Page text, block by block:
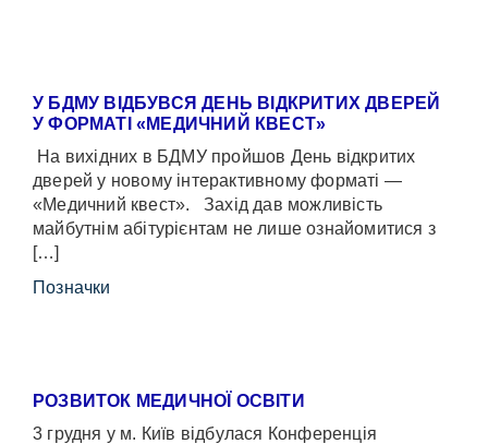
У БДМУ ВІДБУВСЯ ДЕНЬ ВІДКРИТИХ ДВЕРЕЙ
У ФОРМАТІ «МЕДИЧНИЙ КВЕСТ»
На вихідних в БДМУ пройшов День відкритих
дверей у новому інтерактивному форматі —
«Медичний квест». Захід дав можливість
майбутнім абітурієнтам не лише ознайомитися з
[…]
Позначки
РОЗВИТОК МЕДИЧНОЇ ОСВІТИ
3 грудня у м. Київ відбулася Конференція